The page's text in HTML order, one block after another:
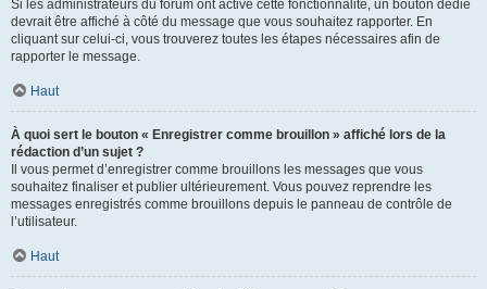
Si les administrateurs du forum ont activé cette fonctionnalité, un bouton dédié
devrait être affiché à côté du message que vous souhaitez rapporter. En
cliquant sur celui-ci, vous trouverez toutes les étapes nécessaires afin de
rapporter le message.
Haut
À quoi sert le bouton « Enregistrer comme brouillon » affiché lors de la
rédaction d’un sujet ?
Il vous permet d’enregistrer comme brouillons les messages que vous
souhaitez finaliser et publier ultérieurement. Vous pouvez reprendre les
messages enregistrés comme brouillons depuis le panneau de contrôle de
l’utilisateur.
Haut